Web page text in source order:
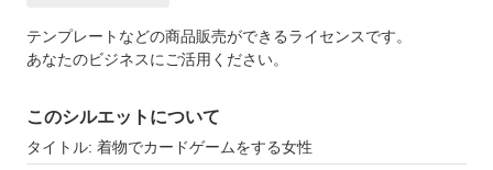
テンプレートなどの商品販売ができるライセンスです。
あなたのビジネスにご活用ください。
このシルエットについて
タイトル: 着物でカードゲームをする女性